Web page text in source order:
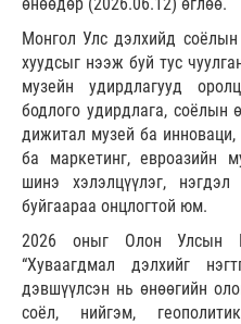
Монгол Улс дэлхийд
хуудсыг нээж буй тус
музейн удирдлагууд
бодлого удирдлага, соёлын
дижитал музей ба
ба маркетинг, евроазийн
шинэ хэлэлцүүлэг,
буйгаараа онцлогтой юм.
2026 оныг Олон Улсын
“Хуваагдмал дэлхийг
дэвшүүлсэн нь өнөөгийн
соёл, нийгэм,